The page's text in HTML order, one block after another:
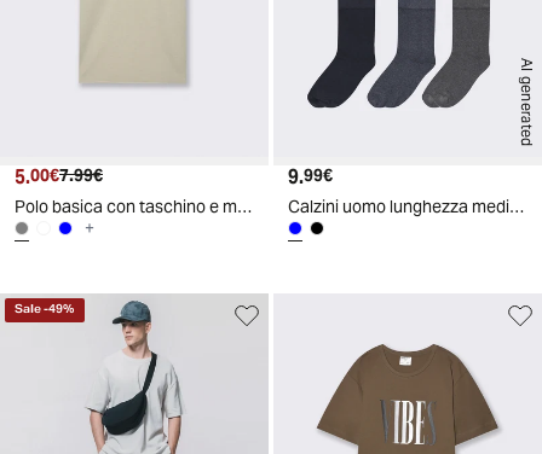
Prezzo attuale
5.00€ Prezzo originale
7.99€
Polo basica con taschino e maniche corte - Grigio ghiaccio
+
AI generated
Prezzo attuale
9.99€
Calzini uomo lunghezza media 5 paia - Blu
Sale-49%